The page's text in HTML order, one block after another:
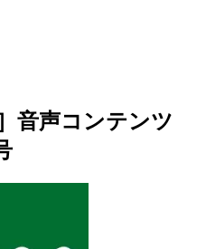
音声コンテンツ